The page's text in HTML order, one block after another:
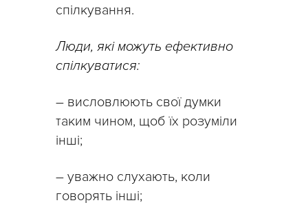
спілкування.
Люди, які можуть ефективно
спілкуватися:
– висловлюють свої думки
таким чином, щоб їх розуміли
інші;
– уважно слухають, коли
говорять інші;